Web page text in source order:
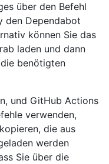
über den Befehl
den Dependabot
können Sie das
laden und dann
benötigten
und GitHub Actions
verwenden,
die aus
werden
Sie über die